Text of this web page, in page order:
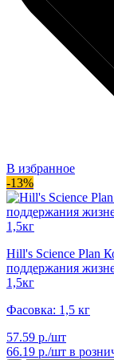
В избранное
-13%
Hill's Science Plan
поддержания
1,5кг
Фасовка: 1,5 кг
57.59 р./шт
66.19 р./шт в